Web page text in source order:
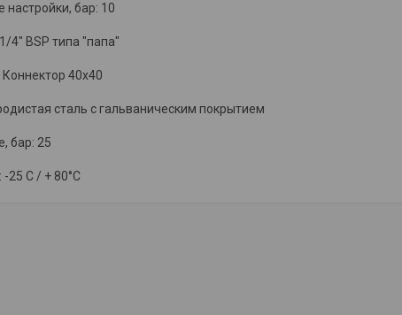
бар: 10
4" BSP типа "папа"
40x40
сталь с гальваническим покрытием
бар: 25
25 С / + 80°C